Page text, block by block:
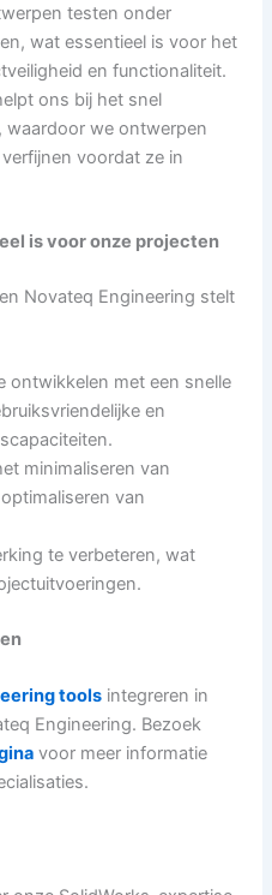
testen onder
wat essentieel is voor het
en functionaliteit.
ons bij het snel
we ontwerpen
voordat ze in
is voor onze projecten
Novateq Engineering stelt
ontwikkelen met een snelle
en
minimaliseren van
van
te verbeteren, wat
tools integreren in
Engineering. Bezoek
voor meer informatie